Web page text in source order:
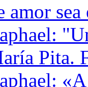
amor
Pita.